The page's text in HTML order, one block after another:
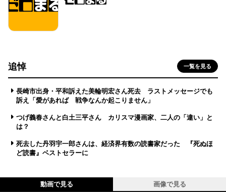
追悼 一覧を見る
長崎市出身・平和訴えた美輪明宏さん死去 ラストメッセージでも
訴え「愛があれば 戦争なんか起こりません」
つげ義春さんと白土三平さん カリスマ漫画家、二人の「違い」と
は？
死去した丹羽宇一郎さんは、経済界有数の読書家だった 『死ぬほ
ど読書』ベストセラーに
動画で見る 画像で見る